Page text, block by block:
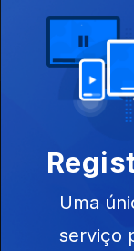
Disponível
Uma
serviço